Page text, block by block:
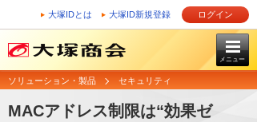
大塚IDとは 大塚ID新規登録 ログイン
メニュー
ソリューション・製品 セキュリティ
MACアドレス制限は“効果ゼ